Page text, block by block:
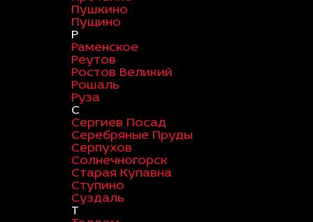
Пушкино
Пущино
Р
Раменское
Реутов
Ростов Великий
Рошаль
Руза
С
Сергиев Посад
Серебряные Пруды
Серпухов
Солнечногорск
Старая Купавна
Ступино
Суздаль
Т